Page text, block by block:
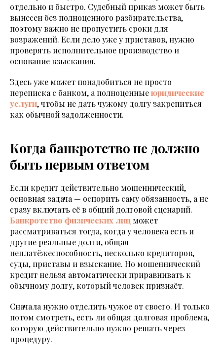
отдельно и быстро. Судебный приказ может быть
вынесен без полноценного разбирательства,
поэтому важно не пропустить сроки для
возражений. Если дело уже у приставов, нужно
проверять исполнительное производство и
основание взыскания.
Здесь уже может понадобиться не просто
переписка с банком, а полноценныеюридические
услуги, чтобы не дать чужому долгу закрепиться
как обычной задолженности.
Когда банкротство не должно
быть первым ответом
Если кредит действительно мошеннический,
основная задача — оспорить саму обязанность, а не
сразу включать её в общий долговой сценарий.
Банкротство физических лиц может
рассматриваться тогда, когда у человека есть и
другие реальные долги, общая
неплатёжеспособность, несколько кредиторов,
суды, приставы и взыскание. Но мошеннический
кредит нельзя автоматически приравнивать к
обычному долгу, который человек признаёт.
Сначала нужно отделить чужое от своего. И только
потом смотреть, есть ли общая долговая проблема,
которую действительно нужно решать через
процедуру.